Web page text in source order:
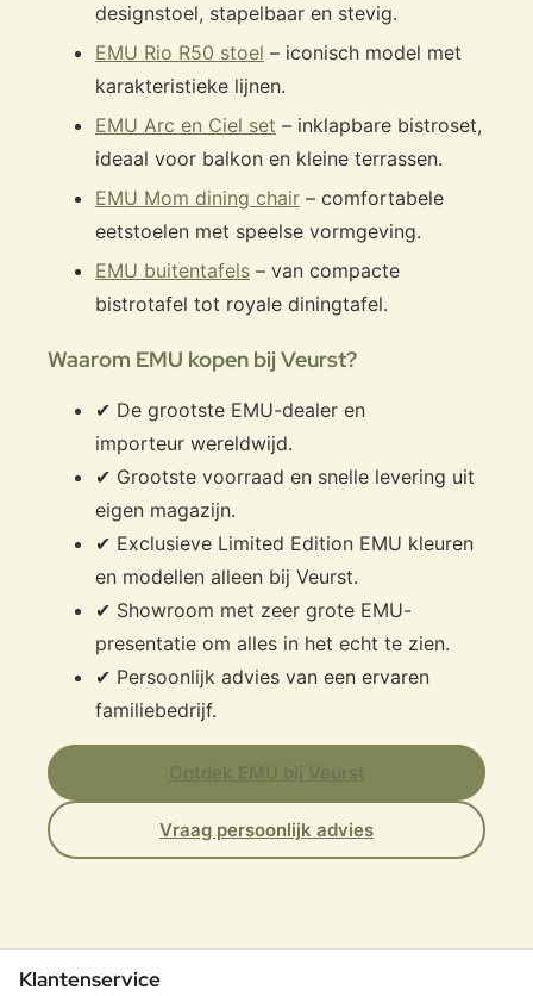
designstoel, stapelbaar en stevig.
EMU Rio R50 stoel – iconisch model met
karakteristieke lijnen.
EMU Arc en Ciel set – inklapbare bistroset,
ideaal voor balkon en kleine terrassen.
EMU Mom dining chair – comfortabele
eetstoelen met speelse vormgeving.
EMU buitentafels – van compacte
bistrotafel tot royale diningtafel.
Waarom EMU kopen bij Veurst?
✔ De grootste EMU-dealer en
importeur wereldwijd.
✔ Grootste voorraad en snelle levering uit
eigen magazijn.
✔ Exclusieve Limited Edition EMU kleuren
en modellen alleen bij Veurst.
✔ Showroom met zeer grote EMU-
presentatie om alles in het echt te zien.
✔ Persoonlijk advies van een ervaren
familiebedrijf.
Vraag persoonlijk advies
Klantenservice